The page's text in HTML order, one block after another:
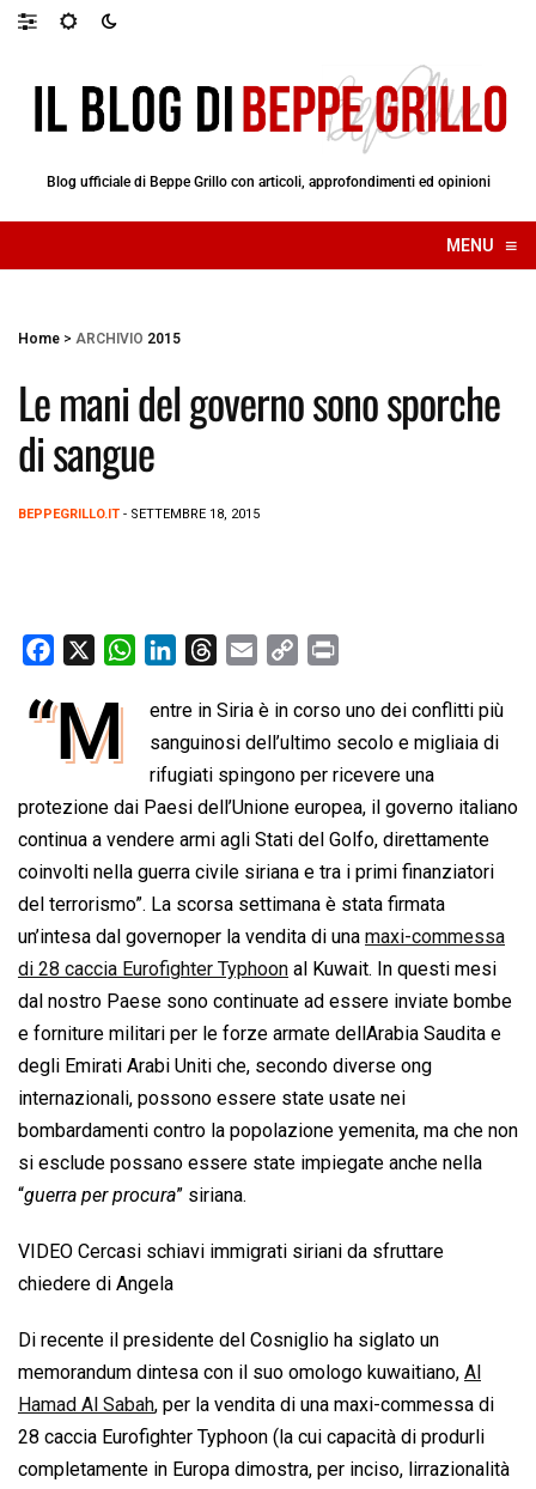
Blog ufficiale di Beppe Grillo con articoli, approfondimenti ed opinioni
MENU ≡
☰
Home > ARCHIVIO 2015
Le mani del governo sono sporche
di sangue
BEPPEGRILLO.IT - SETTEMBRE 18, 2015
c
o
o
k
W
A
p
p
n
k
e
d
I
n
r
e
a
d
s
a
i
l
p
y
L
i
n
k
i
n
t
“M
entre in Siria è in corso uno dei conflitti più
sanguinosi dell’ultimo secolo e migliaia di
rifugiati spingono per ricevere una
protezione dai Paesi dell’Unione europea, il governo italiano
continua a vendere armi agli Stati del Golfo, direttamente
coinvolti nella guerra civile siriana e tra i primi finanziatori
del terrorismo”. La scorsa settimana è stata firmata
un’intesa dal governoper la vendita di una maxi-commessa
di 28 caccia Eurofighter Typhoon al Kuwait. In questi mesi
dal nostro Paese sono continuate ad essere inviate bombe
e forniture militari per le forze armate dellArabia Saudita e
degli Emirati Arabi Uniti che, secondo diverse ong
internazionali, possono essere state usate nei
bombardamenti contro la popolazione yemenita, ma che non
si esclude possano essere state impiegate anche nella
“guerra per procura” siriana.
VIDEO Cercasi schiavi immigrati siriani da sfruttare
chiedere di Angela
Di recente il presidente del Cosniglio ha siglato un
memorandum dintesa con il suo omologo kuwaitiano, Al
Hamad Al Sabah, per la vendita di una maxi-commessa di
28 caccia Eurofighter Typhoon (la cui capacità di produrli
completamente in Europa dimostra, per inciso, lirrazionalità